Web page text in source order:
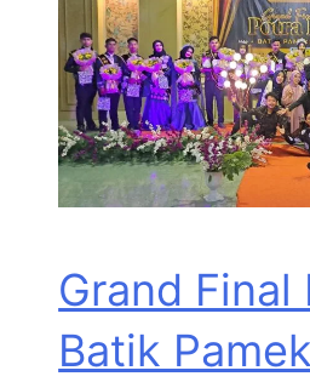
Grand Final
Batik